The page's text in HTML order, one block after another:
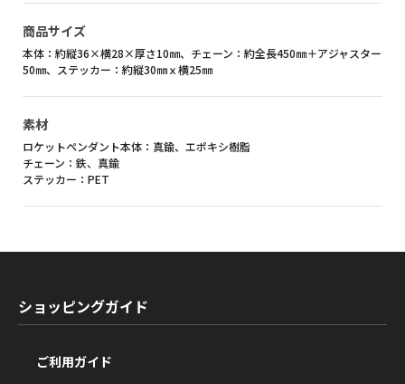
商品サイズ
本体：約縦36×横28×厚さ10㎜、チェーン：約全長450㎜＋アジャスター
50㎜、ステッカー：約縦30㎜ｘ横25㎜
素材
ロケットペンダント本体：真鍮、エポキシ樹脂
チェーン：鉄、真鍮
ステッカー：PET
ショッピングガイド
ご利用ガイド